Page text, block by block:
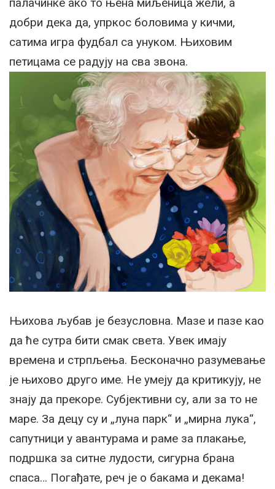
добри дека да, упркос боловима у кичми,
сатима игра фудбал са унуком. Њиховим
петицама се радују на сва звона.
Њихова љубав је безусловна. Мазе и пазе као
да ће сутра бити смак света. Увек имају
времена и стрпљења. Бесконачно разумевање
је њихово друго име. Не умеју да критикују, не
знају да прекоре. Субјективни су, али за то не
маре. За децу су и „луна парк“ и „мирна лука“,
сапутници у авантурама и раме за плакање,
подршка за ситне лудости, сигурна брана
спаса… Погађате, реч је о бакама и декама!